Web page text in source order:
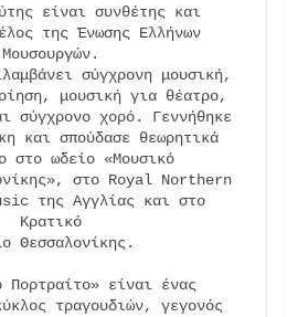
είναι συνθέτης και
της Ένωσης Ελλήνων
Μουσουργών.
σύγχρονη μουσική,
μουσική για θέατρο,
σύγχρονο χορό. Γεννήθηκε
και σπούδασε θεωρητικά
στο ωδείο «Μουσικό
στο Royal Northern
της Αγγλίας και στο
Κρατικό
Θεσσαλονίκης.
Πορτραίτο» είναι ένας
τραγουδιών, γεγονός